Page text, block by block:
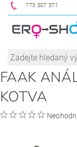
773 507 371
FAAK
KOTVA